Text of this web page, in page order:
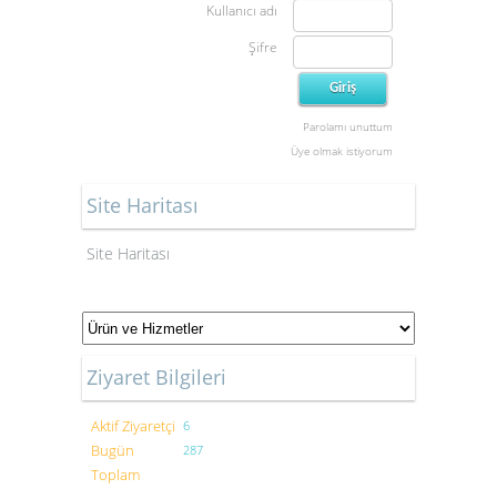
Kullanıcı adı
Şifre
Parolamı unuttum
Üye olmak istiyorum
Site Haritası
Site Haritası
Ziyaret Bilgileri
Aktif Ziyaretçi 6
Bugün
Toplam
287